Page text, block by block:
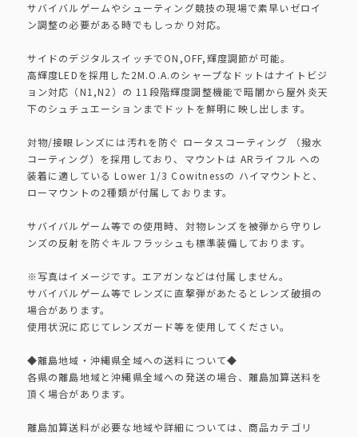
サバイバルゲームやシューティング競技の現場で素早いゼロイ
ン調整の必要がある時でもしっかり対応。
サイドのデジタルスイッチでON,OFF,輝度調節が可能。
高輝度LEDを採用した2M.O.A.のシャープなドットはナイトビジ
ョン対応（N1,N2）の 11段階輝度調整機能で暗闇から屋外炎天
下のシュチュエーションまでドットを鮮明に映し出します。
対物/接眼レンズには汚れを防ぐ ロータスコーティング （撥水
コーティング）を採用しており、マウントは ARライフル への
装着に適している Lower 1/3 Cowitnessの ハイマウントと、
ローマウントの2種類が付属しております。
サバイバルゲーム等での使用時、対物レンズを被弾から守りレ
ンズの反射を防ぐキルフラッシュも標準装備しております。
※写真はイメージです。エアガンなどは付属しません。
サバイバルゲーム等でレンズに直撃弾があたるとレンズ破損の
場合があります。
使用状況に応じてレンズガード等を使用してください。
◆離島地域・沖縄県全域への送料について◆
各県の離島地域と沖縄県全域への発送の場合、離島加算送料を
頂く場合があります。
離島加算送料が必要な地域や詳細については、商品カテゴリ